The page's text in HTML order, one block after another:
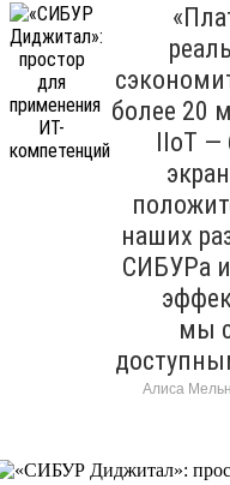
более 20
IIoT —
наших
СИБУРа
мы
Алиса